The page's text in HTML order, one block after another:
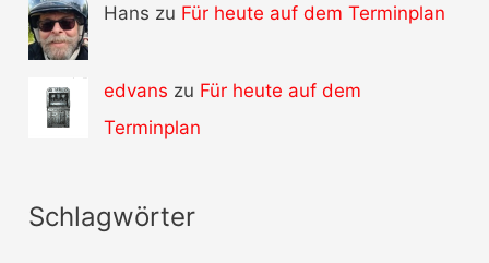
Hans zu Für heute auf dem Terminplan
edvans zu Für heute auf dem
Terminplan
Schlagwörter